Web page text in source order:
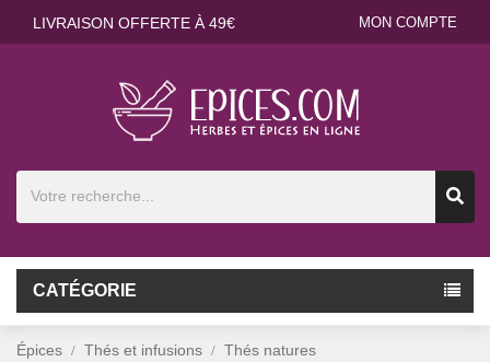
LIVRAISON OFFERTE À 49€ MON COMPTE
CATÉGORIE
Épices Thés et infusions Thés natures